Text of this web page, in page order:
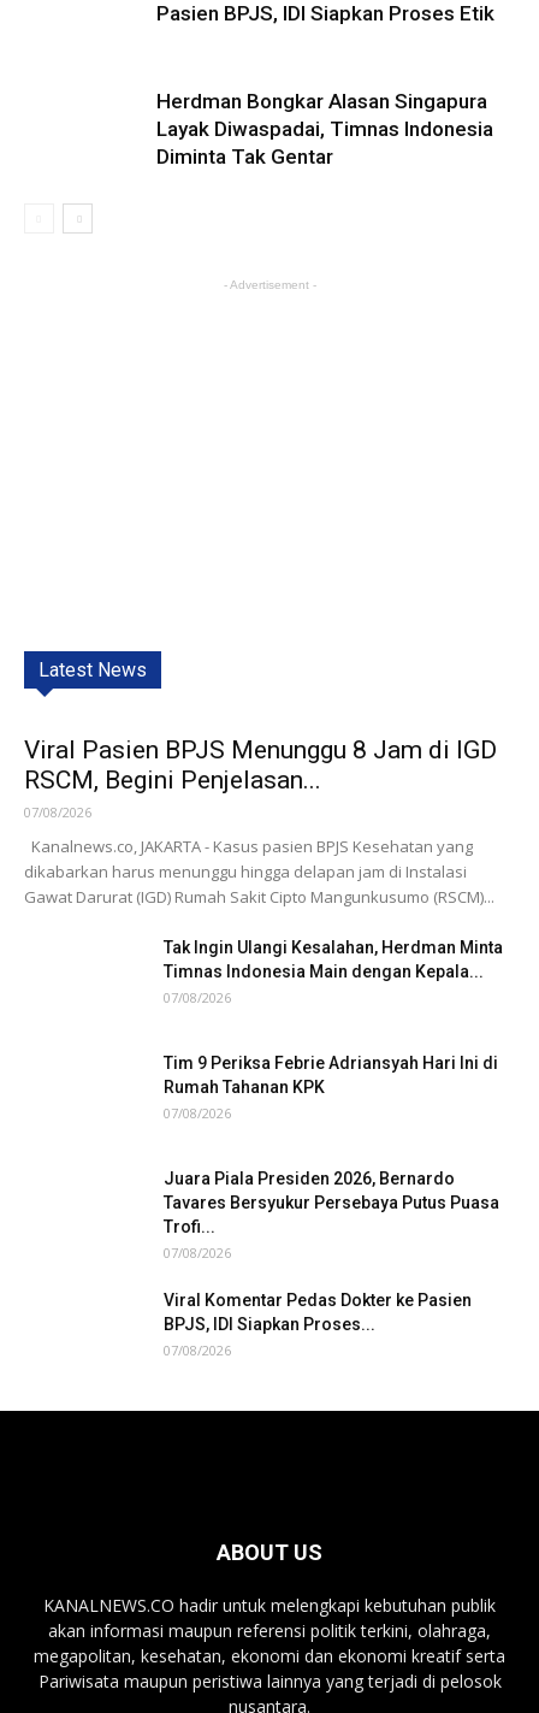
Pasien BPJS, IDI Siapkan Proses Etik
Herdman Bongkar Alasan Singapura
Layak Diwaspadai, Timnas Indonesia
Diminta Tak Gentar
- Advertisement -
Latest News
Viral Pasien BPJS Menunggu 8 Jam di IGD
RSCM, Begini Penjelasan...
07/08/2026
Kanalnews.co, JAKARTA - Kasus pasien BPJS Kesehatan yang
dikabarkan harus menunggu hingga delapan jam di Instalasi
Gawat Darurat (IGD) Rumah Sakit Cipto Mangunkusumo (RSCM)...
Tak Ingin Ulangi Kesalahan, Herdman Minta
Timnas Indonesia Main dengan Kepala...
07/08/2026
Tim 9 Periksa Febrie Adriansyah Hari Ini di
Rumah Tahanan KPK
07/08/2026
Juara Piala Presiden 2026, Bernardo
Tavares Bersyukur Persebaya Putus Puasa
Trofi...
07/08/2026
Viral Komentar Pedas Dokter ke Pasien
BPJS, IDI Siapkan Proses...
07/08/2026
ABOUT US
KANALNEWS.CO hadir untuk melengkapi kebutuhan publik
akan informasi maupun referensi politik terkini, olahraga,
megapolitan, kesehatan, ekonomi dan ekonomi kreatif serta
Pariwisata maupun peristiwa lainnya yang terjadi di pelosok
nusantara.